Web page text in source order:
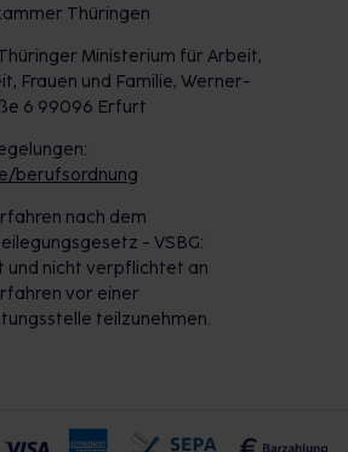
Thüringen
Ministerium für Arbeit,
Frauen und Familie, Werner-
6 99096 Erfurt
berufsordnung
nach dem
- VSBG:
und nicht verpflichtet an
vor einer
teilzunehmen.